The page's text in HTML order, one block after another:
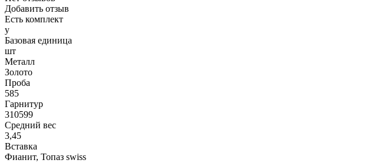
Добавить отзыв
Есть комплект
y
Базовая единица
шт
Металл
Золото
Проба
585
Гарнитур
310599
Средний вес
3,45
Вставка
Фианит, Топаз swiss